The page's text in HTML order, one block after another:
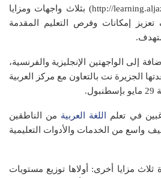
للناطقين بغيرها (http://learning.aljazeera.net) بثلاث واجهات ومزايا
إمكانات وفرص التعليم المقدمة
إلى الواجهتين الإنجليزية والفرنسية،
الجزيرة نت بالتعاون مع مركز العربية
في تعلم اللغة العربية من الناطقين
واسع من الخدمات والأدوات التعليمية
مزايا أخرى: أولاها توزيع مستويات